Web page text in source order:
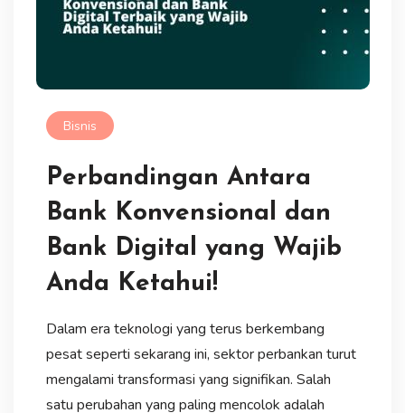
Bisnis
Perbandingan Antara
Bank Konvensional dan
Bank Digital yang Wajib
Anda Ketahui!
Dalam era teknologi yang terus berkembang
pesat seperti sekarang ini, sektor perbankan turut
mengalami transformasi yang signifikan. Salah
satu perubahan yang paling mencolok adalah